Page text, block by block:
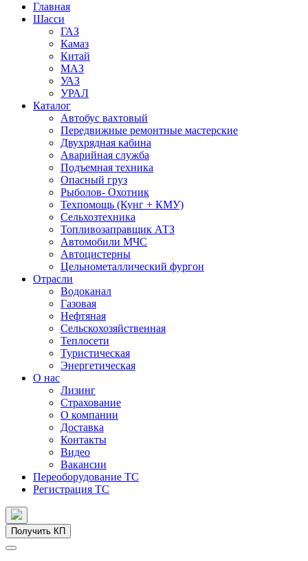
Главная
Шасси
ГАЗ
Камаз
Китай
МАЗ
УАЗ
УРАЛ
Каталог
Автобус вахтовый
Передвижные ремонтные мастерские
Двухрядная кабина
Аварийная служба
Подъемная техника
Опасный груз
Рыболов- Охотник
Техпомощь (Кунг + КМУ)
Сельхозтехника
Топливозаправщик АТЗ
Автомобили МЧС
Автоцистерны
Цельнометаллический фургон
Отрасли
Водоканал
Газовая
Нефтяная
Сельскохозяйственная
Теплосети
Туристическая
Энергетическая
О нас
Лизинг
Страхование
О компании
Доставка
Контакты
Видео
Вакансии
Переоборудование ТС
Регистрация ТС
Получить КП